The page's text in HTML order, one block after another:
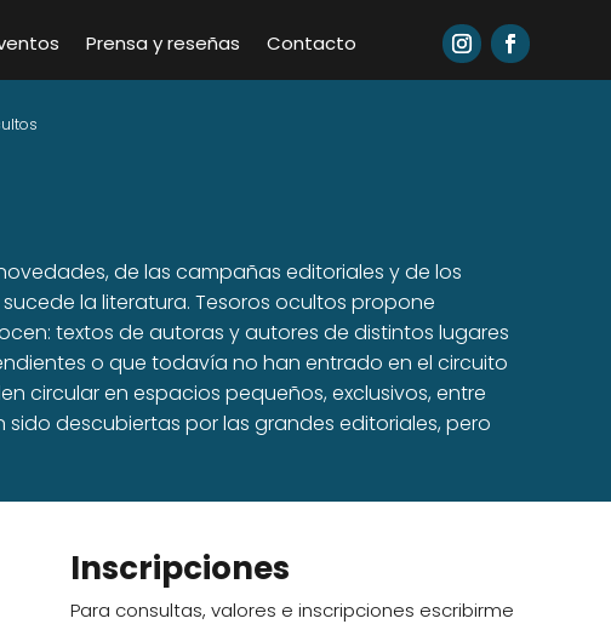
Prensa y reseñas Contacto
de las campañas editoriales y de los
la literatura. Tesoros ocultos propone
textos de autoras y autores de distintos lugares
o que todavía no han entrado en el circuito
circular en espacios pequeños, exclusivos, entre
descubiertas por las grandes editoriales, pero
Inscripciones
Para consultas, valores e inscripciones escribirme